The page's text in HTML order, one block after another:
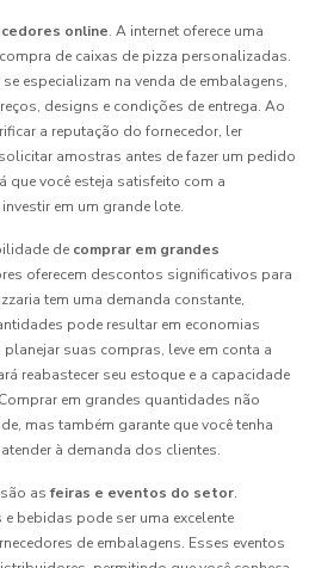
online. A internet oferece uma
de caixas de pizza personalizadas.
especializam na venda de embalagens,
designs e condições de entrega. Ao
a reputação do fornecedor, ler
amostras antes de fazer um pedido
que você esteja satisfeito com a
em um grande lote.
de comprar em grandes
oferecem descontos significativos para
tem uma demanda constante,
pode resultar em economias
suas compras, leve em conta a
reabastecer seu estoque e a capacidade
em grandes quantidades não
mas também garante que você tenha
à demanda dos clientes.
as feiras e eventos do setor.
bebidas pode ser uma excelente
de embalagens. Esses eventos